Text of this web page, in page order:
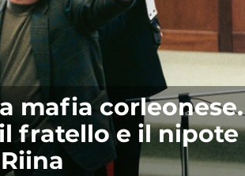
mafia corleonese.
fratello e il nipote